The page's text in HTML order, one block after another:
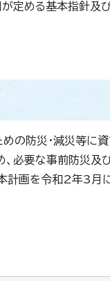
定める基本指針及
の防災・減災等に
、必要な事前防災
計画を令和2年3月